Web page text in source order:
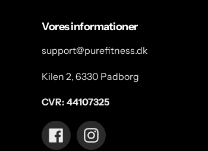
Vores informationer
support@purefitness.dk
Kilen 2, 6330 Padborg
CVR: 44107325
FacebookInstagram